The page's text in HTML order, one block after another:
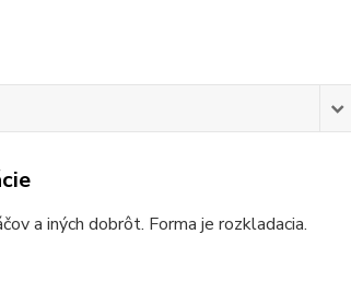
a iných dobrôt. Forma je rozkladacia.